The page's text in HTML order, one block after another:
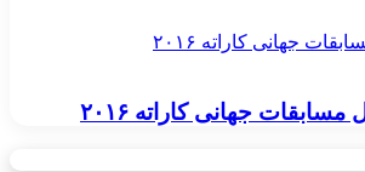
جهانی کاراته ۲۰۱۶
جهانی کاراته ۲۰۱۶